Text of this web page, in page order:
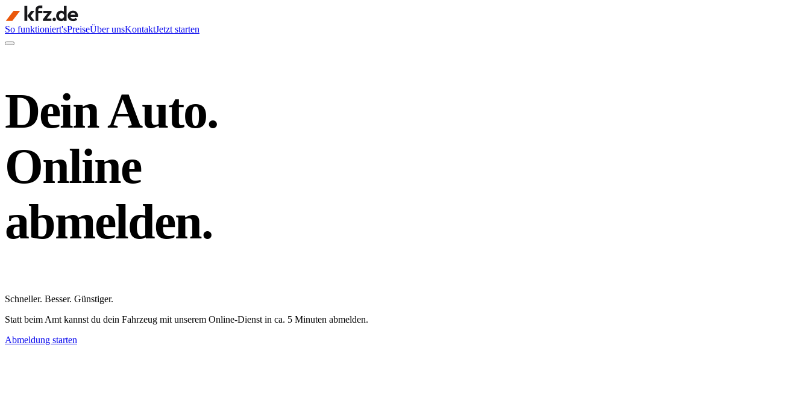
So funktioniert'sPreiseÜber unsKontaktJetzt starten
Dein Auto.
Online
abmelden.
Schneller. Besser. Günstiger.
Statt beim Amt kannst du dein Fahrzeug mit unserem Online-Dienst in ca. 5 Minuten abmelden.
Abmeldung starten